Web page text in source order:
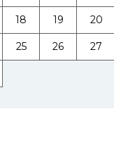
18 19 20
25 26 27